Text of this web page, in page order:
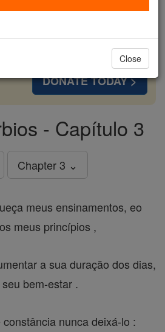
Be Catholic. Stand
DONATE TODAY >
- Capítulo 3
Chapter 3 ⌄
meus ensinamentos, eo
meus princípios ,
a sua duração dos dias,
bem-estar .
nunca deixá-lo :
Close